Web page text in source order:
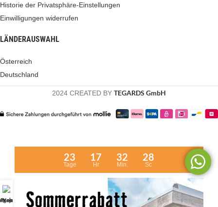
Historie der Privatsphäre-Einstellungen
Einwilligungen widerrufen
LÄNDERAUSWAHL
Österreich
Deutschland
2024 CREATED BY TEGARDS GmbH
23
Tage
17
Hr
32
Min.
27
Sc
Projekte
Kontakt